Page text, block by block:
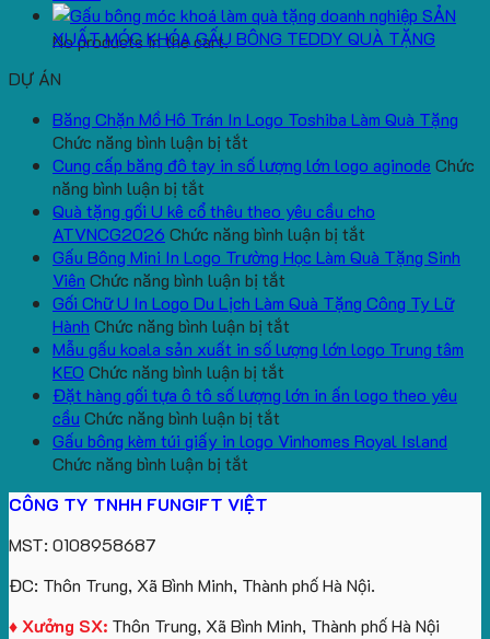
No products in the cart.
SẢN
XUẤT MÓC KHÓA GẤU BÔNG TEDDY QUÀ TẶNG
DỰ ÁN
Băng Chặn Mồ Hô Trán In Logo Toshiba Làm Quà Tặng
Chức năng bình luận bị tắt
Băng
Mồ
Hô
Trán
In
Logo
Toshiba
Làm
Quà
Tặng
Cung cấp băng đô tay in số lượng lớn logo aginode Chức
năng bình luận bị tắt
Cung
cấp
băng
đô
tay
in
số
lượng
lớn
logo
aginode
Quà tặng gối U kê cổ thêu theo yêu cầu cho
ATVNCG2026 Chức năng bình luận bị tắt
Quà
gối
kê
thêu
yêu
Gấu Bông Mini In Logo Trường Học Làm Quà Tặng Sinh
Viên Chức năng bình luận bị tắt
Gấu
Bông
Mini
Logo
Học
Gối Chữ U In Logo Du Lịch Làm Quà Tặng Công Ty Lữ
Hành Chức năng bình luận bị tắt
Gối
U
Logo
Công
Ty
Lữ
Mẫu gấu koala sản xuất in số lượng lớn logo Trung tâm
KEO Chức năng bình luận bị tắt
Mẫu
koala
lớn
logo
Trung
Đặt hàng gối tựa ô tô số lượng lớn in ấn logo theo yêu
cầu Chức năng bình luận bị tắt
Đặt
số
lượng
lớn
Gấu bông kèm túi giấy in logo Vinhomes Royal Island
Chức năng bình luận bị tắt
bông
giấy
logo
CÔNG TY TNHH FUNGIFT VIỆT
MST: 0108958687
ĐC: Thôn Trung, Xã Bình Minh, Thành phố Hà Nội.
♦ Xưởng SX: Thôn Trung, Xã Bình Minh, Thành phố Hà Nội